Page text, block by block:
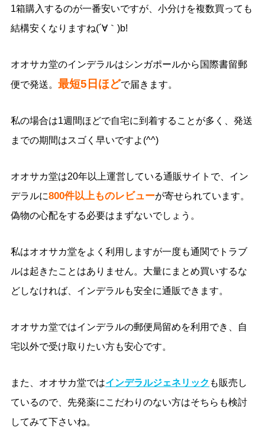
1箱購入するのが一番安いですが、小分けを複数買っても
結構安くなりますね(´∀｀)b!
オオサカ堂のインデラルはシンガポールから国際書留郵
便で発送。 最短5日ほどで届きます。
私の場合は1週間ほどで自宅に到着することが多く、発送
までの期間はスゴく早いですよ(^^)
オオサカ堂は20年以上運営している通販サイトで、イン
デラルに800件以上ものレビューが寄せられています。
偽物の心配をする必要はまずないでしょう。
私はオオサカ堂をよく利用しますが一度も通関でトラブ
ルは起きたことはありません。大量にまとめ買いするな
どしなければ、インデラルも安全に通販できます。
オオサカ堂ではインデラルの郵便局留めを利用でき、自
宅以外で受け取りたい方も安心です。
また、オオサカ堂ではインデラルジェネリック も販売し
ているので、先発薬にこだわりのない方はそちらも検討
してみて下さいね。